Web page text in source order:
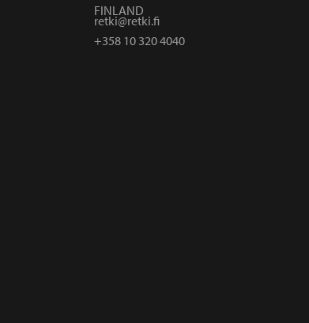
FINLAND
retki@retki.fi
+358 10 320 4040